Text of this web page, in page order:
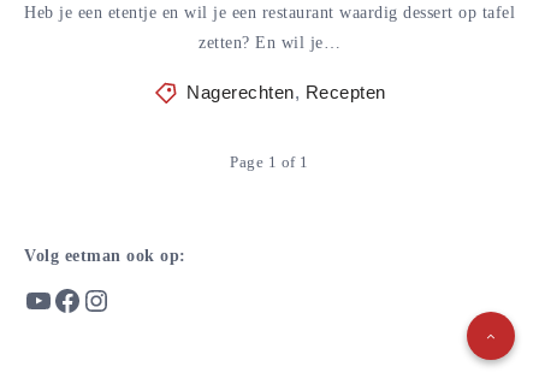
Heb je een etentje en wil je een restaurant waardig dessert op tafel
zetten? En wil je…
Nagerechten, Recepten
Page 1 of 1
Volg eetman ook op:
YouTube
Facebook
Instagram